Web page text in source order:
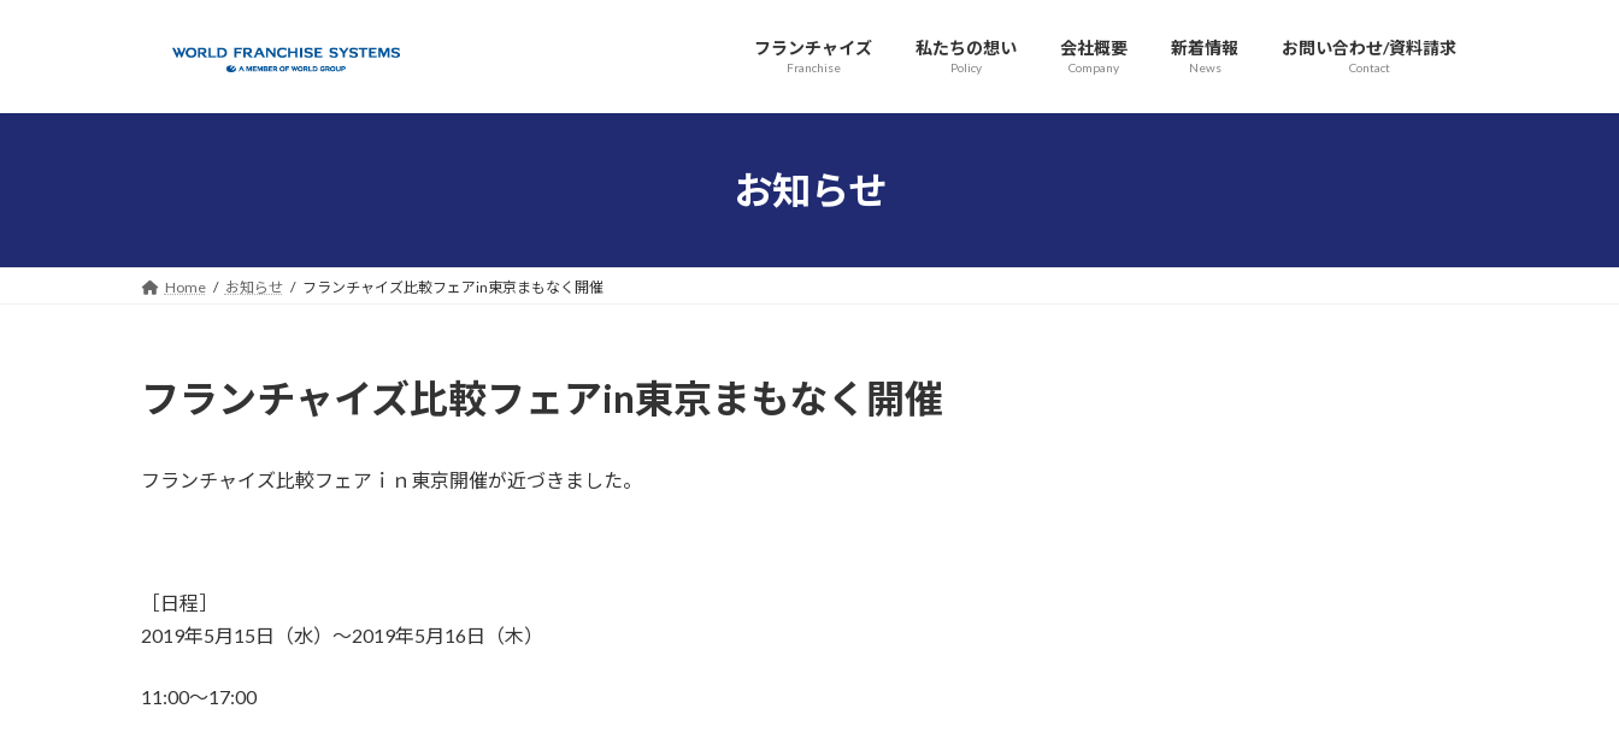
プ
動
フランチャイズ
Franchise
私たちの想い
Policy
会社概要
Company
新着情報
News
お問い合わせ/資料請求
Contact
お知らせ
Home お知らせ フランチャイズ比較フェアin東京まもなく開催
フランチャイズ比較フェアin東京まもなく開催
フランチャイズ比較フェアｉｎ東京開催が近づきました。
［日程］
2019年5月15日（水）～2019年5月16日（木）
11:00～17:00